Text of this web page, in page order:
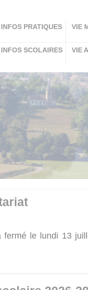
INFOS PRATIQUES VIE
INFOS SCOLAIRES VIE
fermé le lundi 13